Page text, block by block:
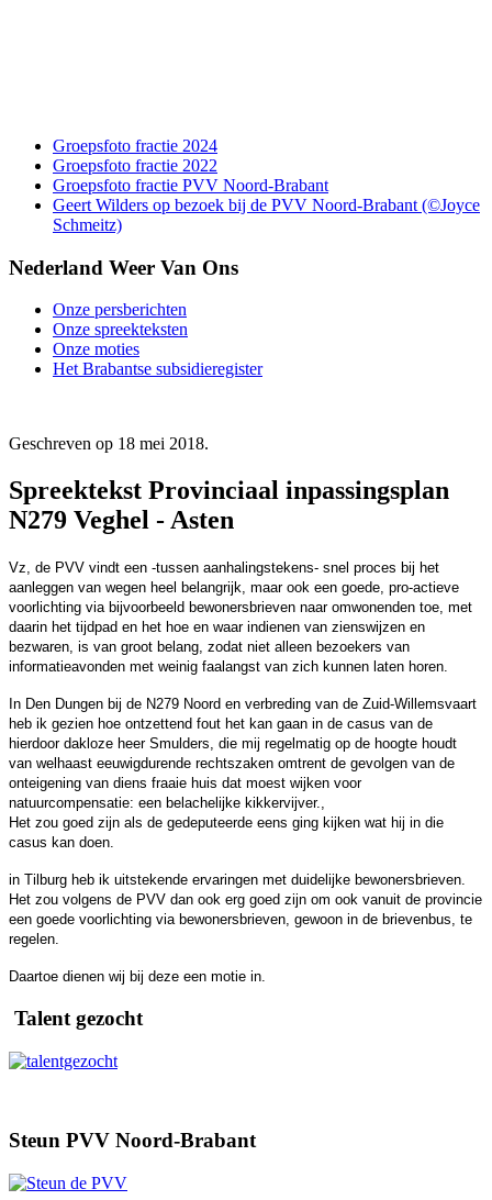
Groepsfoto fractie 2024
Groepsfoto fractie 2022
Groepsfoto fractie PVV Noord-Brabant
Geert Wilders op bezoek bij de PVV Noord-Brabant (©Joyce
Schmeitz)
Nederland Weer Van Ons
Onze persberichten
Onze spreekteksten
Onze moties
Het Brabantse subsidieregister
Geschreven op 18 mei 2018.
Spreektekst Provinciaal inpassingsplan
N279 Veghel - Asten
Vz, de PVV vindt een -tussen aanhalingstekens- snel proces bij het
aanleggen van wegen heel belangrijk, maar ook een goede, pro-actieve
voorlichting via bijvoorbeeld bewonersbrieven naar omwonenden toe, met
daarin het tijdpad en het hoe en waar indienen van zienswijzen en
bezwaren, is van groot belang, zodat niet alleen bezoekers van
informatieavonden met weinig faalangst van zich kunnen laten horen.
In Den Dungen bij de N279 Noord en verbreding van de Zuid-Willemsvaart
heb ik gezien hoe ontzettend fout het kan gaan in de casus van de
hierdoor dakloze heer Smulders, die mij regelmatig op de hoogte houdt
van welhaast eeuwigdurende rechtszaken omtrent de gevolgen van de
onteigening van diens fraaie huis dat moest wijken voor
natuurcompensatie: een belachelijke kikkervijver.,
Het zou goed zijn als de gedeputeerde eens ging kijken wat hij in die
casus kan doen.
in Tilburg heb ik uitstekende ervaringen met duidelijke bewonersbrieven.
Het zou volgens de PVV dan ook erg goed zijn om ook vanuit de provincie
een goede voorlichting via bewonersbrieven, gewoon in de brievenbus, te
regelen.
Daartoe dienen wij bij deze een motie in.
Talent gezocht
Steun PVV Noord-Brabant